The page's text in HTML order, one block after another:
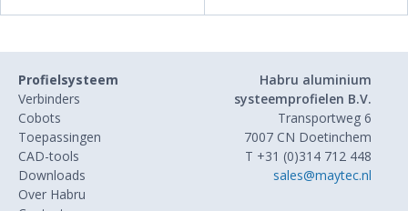
Profielsysteem
Verbinders
Cobots
Toepassingen
CAD-tools
Downloads
Over Habru
Habru aluminium
systeemprofielen B.V.
Transportweg 6
7007 CN Doetinchem
T +31 (0)314 712 448
sales@maytec.nl